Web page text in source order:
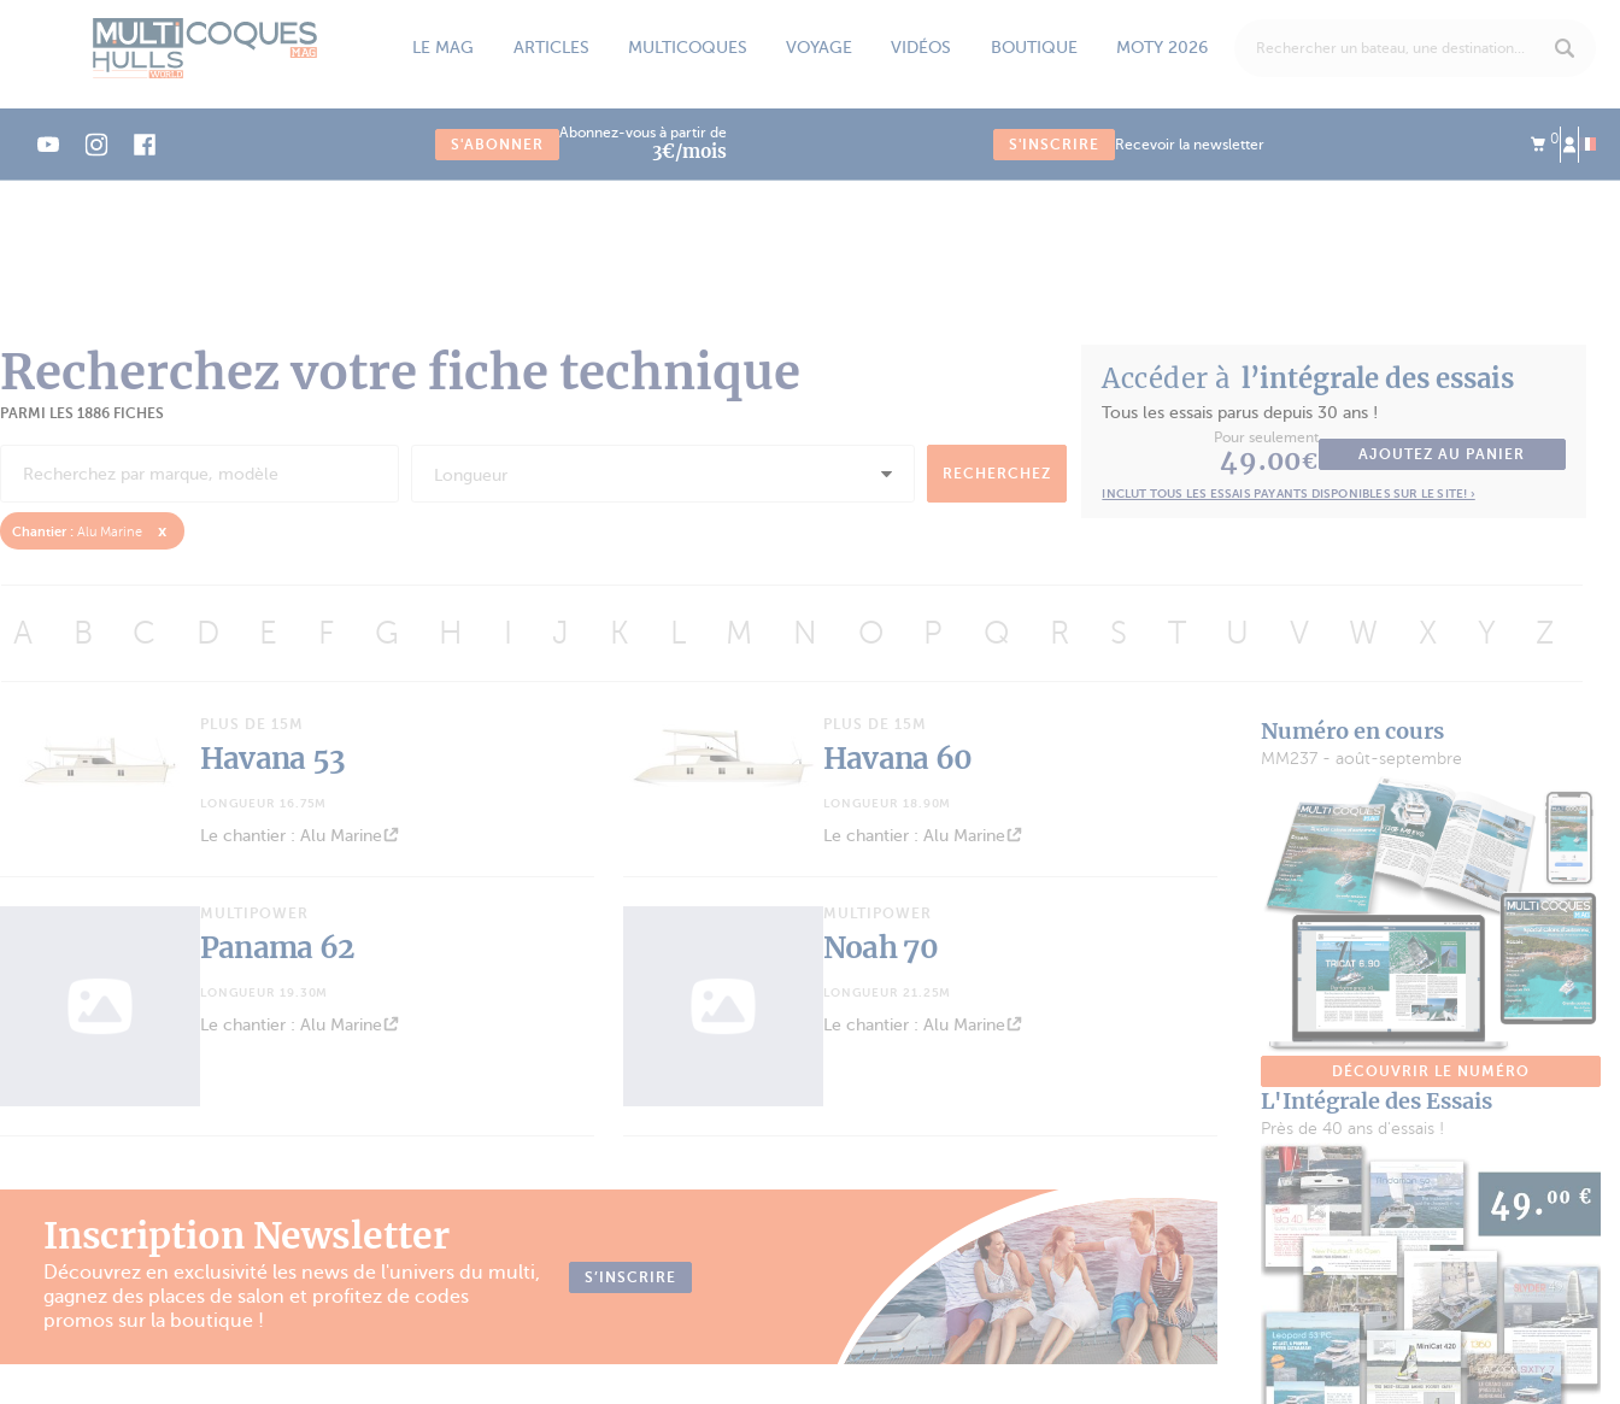
LE MAG ARTICLES MULTICOQUES VOYAGE VIDÉOS BOUTIQUE MOTY 2026
S'ABONNER
Abonnez-vous à partir de
3€/mois S'INSCRIRE Recevoir la newsletter 0
Recherchez votre fiche technique
PARMI LES 1886 FICHES
Longueur RECHERCHEZ
Chantier : Alu Marine x
Accéder à l’intégrale des essais
Tous les essais parus depuis 30 ans !
Pour seulement
49.00€ AJOUTEZ AU PANIER
INCLUT TOUS LES ESSAIS PAYANTS DISPONIBLES SUR LE SITE! ›
A B C D E F G H J K L M N O P Q R S T U V W X Y Z
PLUS DE 15M
Havana 53
LONGUEUR 16.75M
Le chantier : Alu Marine
PLUS DE 15M
Havana 60
LONGUEUR 18.90M
Le chantier : Alu Marine
MULTIPOWER
Panama 62
LONGUEUR 19.30M
Le chantier : Alu Marine
MULTIPOWER
Noah 70
LONGUEUR 21.25M
Le chantier : Alu Marine
Inscription Newsletter
Découvrez en exclusivité les news de l'univers du multi,
gagnez des places de salon et profitez de codes
promos sur la boutique !
S’INSCRIRE
Numéro en cours
MM237 - août-septembre
DÉCOUVRIR LE NUMÉRO
L'Intégrale des Essais
Près de 40 ans d'essais !
Panneau de gestion des cookies